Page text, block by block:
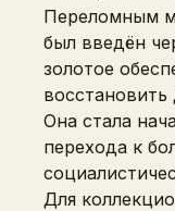
Переломным
был введён
золотое
Она стала
перехода к
Для